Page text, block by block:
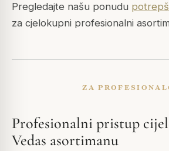
Pregledajte našu ponudu
za cjelokupni profesionalni
ZA
Profesionalni pristup
Vedas asortimanu